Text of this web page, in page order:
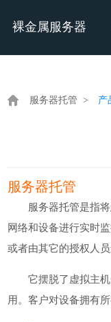
裸金属服务器
服务器托管 > 产
服务器托管
服务器托管是指
网络和设备进行实时
或者由其它的授权人员
它摆脱了虚拟主
用。客户对设备拥有